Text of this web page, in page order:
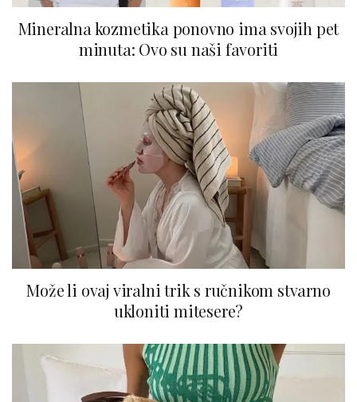
Mineralna kozmetika ponovno ima svojih pet
minuta: Ovo su naši favoriti
Može li ovaj viralni trik s ručnikom stvarno
ukloniti mitesere?